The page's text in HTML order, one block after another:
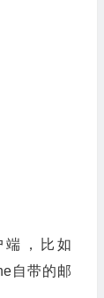
，比如
自带的邮